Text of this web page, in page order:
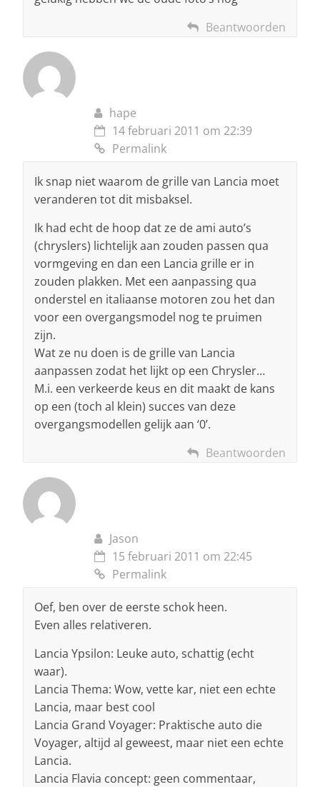
Beantwoorden
hape
14 februari 2011 om 22:39
Permalink
Ik snap niet waarom de grille van Lancia moet
veranderen tot dit misbaksel.
Ik had echt de hoop dat ze de ami auto’s
(chryslers) lichtelijk aan zouden passen qua
vormgeving en dan een Lancia grille er in
zouden plakken. Met een aanpassing qua
onderstel en italiaanse motoren zou het dan
voor een overgangsmodel nog te pruimen
zijn.
Wat ze nu doen is de grille van Lancia
aanpassen zodat het lijkt op een Chrysler…
M.i. een verkeerde keus en dit maakt de kans
op een (toch al klein) succes van deze
overgangsmodellen gelijk aan ‘0’.
Beantwoorden
Jason
15 februari 2011 om 22:45
Permalink
Oef, ben over de eerste schok heen.
Even alles relativeren.
Lancia Ypsilon: Leuke auto, schattig (echt
waar).
Lancia Thema: Wow, vette kar, niet een echte
Lancia, maar best cool
Lancia Grand Voyager: Praktische auto die
Voyager, altijd al geweest, maar niet een echte
Lancia.
Lancia Flavia concept: geen commentaar,